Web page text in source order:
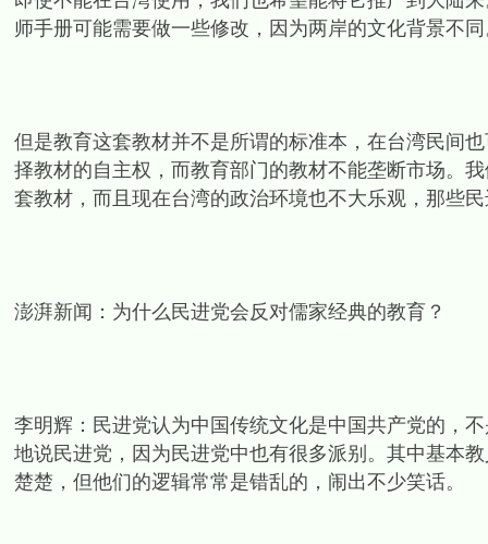
师手册可能需要做一些修改，因为两岸的文化背景不
但是教育这套教材并不是所谓的标准本，在台湾民间
择教材的自主权，而教育部门的教材不能垄断市场。
套教材，而且现在台湾的政治环境也不大乐观，那些
澎湃新闻：为什么民进党会反对儒家经典的教育？
李明辉：民进党认为中国传统文化是中国共产党的，
地说民进党，因为民进党中也有很多派别。其中基本
楚楚，但他们的逻辑常常是错乱的，闹出不少笑话。